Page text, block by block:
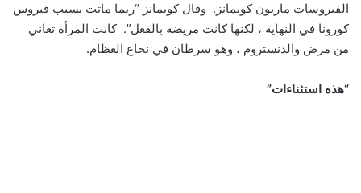
الفيروسات ماريون كوبمانز. وقال كوبمانز “ربما ماتت بسبب فيروس
كورونا في النهاية ، لكنها كانت مريضة بالفعل”. كانت المرأة تعاني
من مرض والدنستروم ، وهو سرطان في نخاع العظام.
“هذه استثناءات”